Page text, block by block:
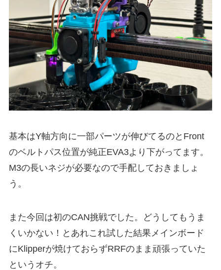
基本はY軸方向に一部パーツが伸びてるのとFront
のベルトパス位置が純正EVA3より下がってます。
M3の長いネジが必要なので手配しておきましょ
う。
また今回は初のCAN挑戦でした。どうしてもうま
くいかない！とあれこれ試した結果メインボード
にKlipperが焼けておらずRRFのまま頑張っていた
というオチ。